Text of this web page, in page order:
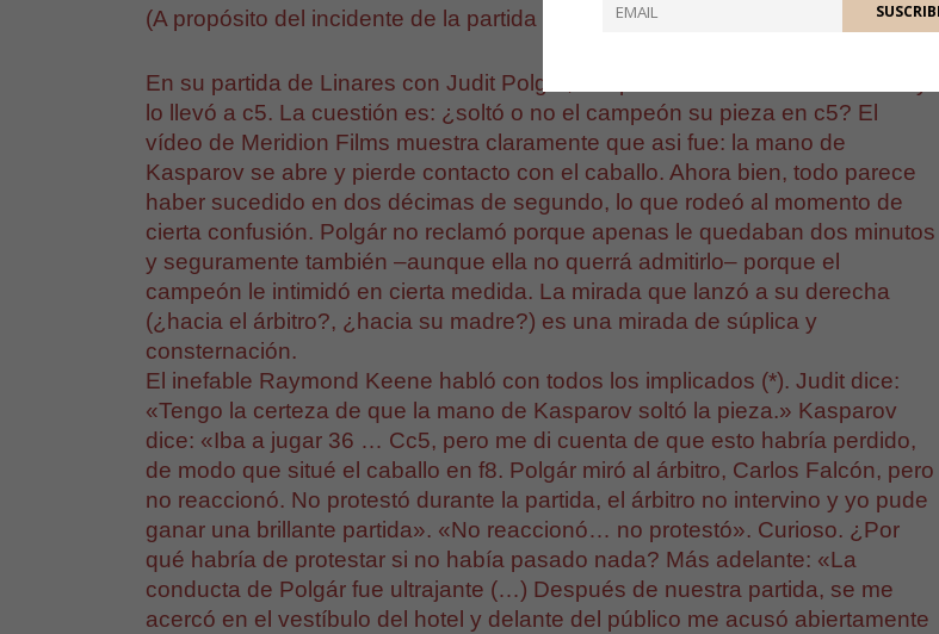
(A propósito del incidente de la partida Judit Polgár-Kasparov en Linares)
En su partida de Linares con Judit Polgár, Kasparov tomó su caballo de d7 y
lo llevó a c5. La cuestión es: ¿soltó o no el campeón su pieza en c5? El
vídeo de Meridion Films muestra claramente que asi fue: la mano de
Kasparov se abre y pierde contacto con el caballo. Ahora bien, todo parece
haber sucedido en dos décimas de segundo, lo que rodeó al momento de
cierta confusión. Polgár no reclamó porque apenas le quedaban dos minutos
y seguramente también –aunque ella no querrá admitirlo– porque el
campeón le intimidó en cierta medida. La mirada que lanzó a su derecha
(¿hacia el árbitro?, ¿hacia su madre?) es una mirada de súplica y
consternación.
El inefable Raymond Keene habló con todos los implicados (*). Judit dice:
«Tengo la certeza de que la mano de Kasparov soltó la pieza.» Kasparov
dice: «Iba a jugar 36 … Cc5, pero me di cuenta de que esto habría perdido,
de modo que situé el caballo en f8. Polgár miró al árbitro, Carlos Falcón, pero
no reaccionó. No protestó durante la partida, el árbitro no intervino y yo pude
ganar una brillante partida». «No reaccionó… no protestó». Curioso. ¿Por
qué habría de protestar si no había pasado nada? Más adelante: «La
conducta de Polgár fue ultrajante (…) Después de nuestra partida, se me
acercó en el vestíbulo del hotel y delante del público me acusó abiertamente